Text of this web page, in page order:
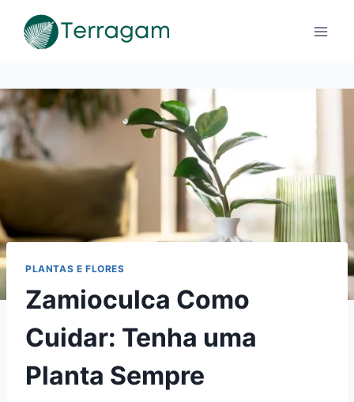
para
PLANTAS E FLORES
Zamioculca Como
Cuidar: Tenha uma
Planta Sempre